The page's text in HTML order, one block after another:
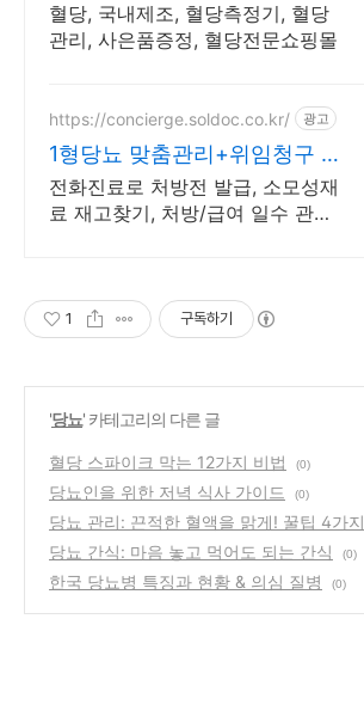
혈당, 국내제조, 혈당측정기, 혈당
관리, 사은품증정, 혈당전문쇼핑몰
https://concierge.soldoc.co.kr/ 광고
1형당뇨 맞춤관리+위임청구 복
잡한 청구 절차 ZERO
전화진료로 처방전 발급, 소모성재
료 재고찾기, 처방/급여 일수 관리
1 구독하기
'당뇨' 카테고리의 다른 글
혈당 스파이크 막는 12가지 비법 (0)
당뇨인을 위한 저녁 식사 가이드 (0)
당뇨 관리: 끈적한 혈액을 맑게! 꿀팁 4가지
당뇨 간식: 마음 놓고 먹어도 되는 간식 (0)
한국 당뇨병 특징과 현황 & 의심 질병 (0)